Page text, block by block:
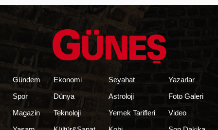
Gündem
Spor
Magazin
Ekonomi
Dünya
Teknoloji
Seyahat
Astroloji
Yemek Tarifleri
Yazarlar
Foto Galeri
Video